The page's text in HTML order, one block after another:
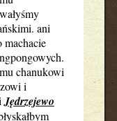
ani
chanukowi
i
Jędrzejewo